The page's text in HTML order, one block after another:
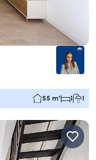
55 m² 1 1